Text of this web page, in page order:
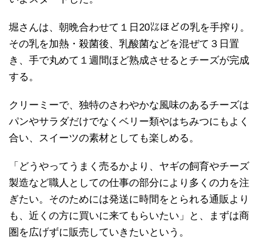
堀さんは、朝晩合わせて１日20㍑ほどの乳を手搾り。
その乳を加熱・殺菌後、乳酸菌などを混ぜて３日置
き、手で丸めて１週間ほど熟成させるとチーズが完成
する。
クリーミーで、独特のさわやかな風味のあるチーズは
パンやサラダだけでなくベリー類やはちみつにもよく
合い、スイーツの素材としても楽しめる。
「どうやってうまく売るかより、ヤギの飼育やチーズ
製造など職人としての仕事の部分により多くの力を注
ぎたい。そのためには発送に時間をとられる通販より
も、近くの方に買いに来てもらいたい」と、まずは商
圏を広げずに販売していきたいという。